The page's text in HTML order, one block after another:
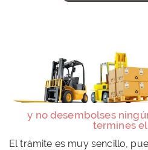
y no desembolses
termines
El trámite es muy sencillo,